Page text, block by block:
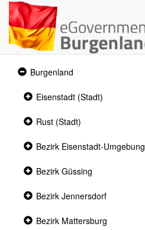
Expanded
section
Burgenland
Collapsed
Eisenstadt (Stadt)
Collapsed
section
Rust (Stadt)
Collapsed
Bezirk Eisenstadt-Umgebung
Collapsed
Bezirk Güssing
Collapsed
Bezirk Jennersdorf
Collapsed
Bezirk Mattersburg